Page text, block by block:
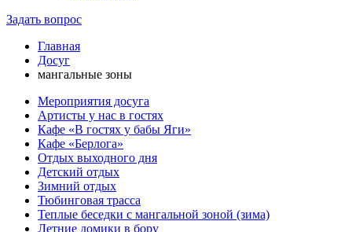
Задать вопрос
Главная
Досуг
мангальные зоны
Мероприятия досуга
Артисты у нас в гостях
Кафе «В гостях у бабы Яги»
Кафе «Берлога»
Отдых выходного дня
Детский отдых
Зимний отдых
Тюбинговая трасса
Теплые беседки с мангальной зоной (зима)
Летние домики в бору